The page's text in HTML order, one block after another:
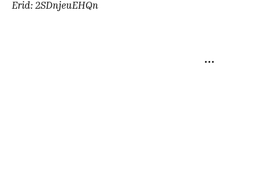
Erid: 2SDnjeuEHQn